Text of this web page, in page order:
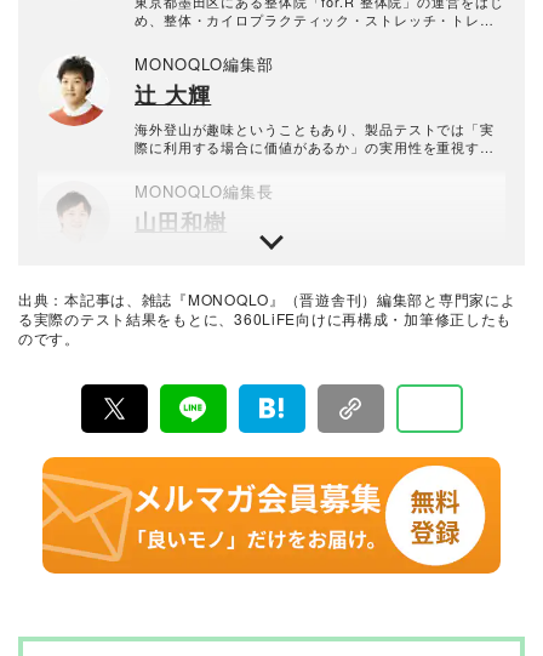
め、整体・カイロプラクティック・ストレッチ・トレー
雑誌など多くのメディアで監修をしている。
MONOQLO編集部
辻 大輝
海外登山が趣味ということもあり、製品テストでは「実
際に利用する場合に価値があるか」の実用性を重視す
ービスまでさまざま。動物大好き。
MONOQLO編集長
山田和樹
1993年生まれ。2016年に新卒で晋遊舎に入社し、雑誌
就任。9年以上の編集人生であらゆるジャンルのモノをテ
ストしてきたが、デジタルガジェット、アウトドアグッ
ズ、マネーが得意。テストのためなら大学研究所から中
最新の良いモノおすすめベストバイ
『MONOQLO（モノクロ）』は2009年3月19日に創刊、
毎月19日に発行されている「広告なし」のモノ批評雑誌
& おすすめ情報メディア。創刊以来、おもに男性向けの
生活用品や家具、ガジェット、食品などを各分野の専門
家にも協力を仰ぎ、編集部と社内の検証機関が実際に比
較・検証・評価してきました。テストで見つけた「本当
に良いモノ」だけを厳選して紹介。編集長・山田和樹を
中心に、11名以上の編集体制で日々の検証・記事制作を
行っています。
出典：本記事は、雑誌『MONOQLO』（晋遊舎刊）編集部と専門家によ
る実際のテスト結果をもとに、360LiFE向けに再構成・加筆修正したも
のです。